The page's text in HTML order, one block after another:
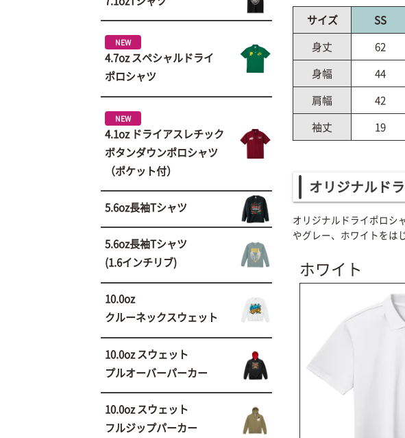
NEW
4.7oz スペシャルドライ
ポロシャツ
NEW
4.1oz ドライアスレチック
ボタンダウンポロシャツ
（ポケット付）
5.6oz長袖Tシャツ
5.6oz長袖Tシャツ
(1.6インチリブ)
10.0oz
クルーネックスウェット
10.0oz スウェット
プルオーバーパーカー
10.0oz スウェット
フルジップパーカー
サイズ SS
身丈
62
身幅
44
肩幅
42
袖丈
19
オリジナルド
オリジナルドライポロシ
やグレー、ホワイトをは
ホワイト